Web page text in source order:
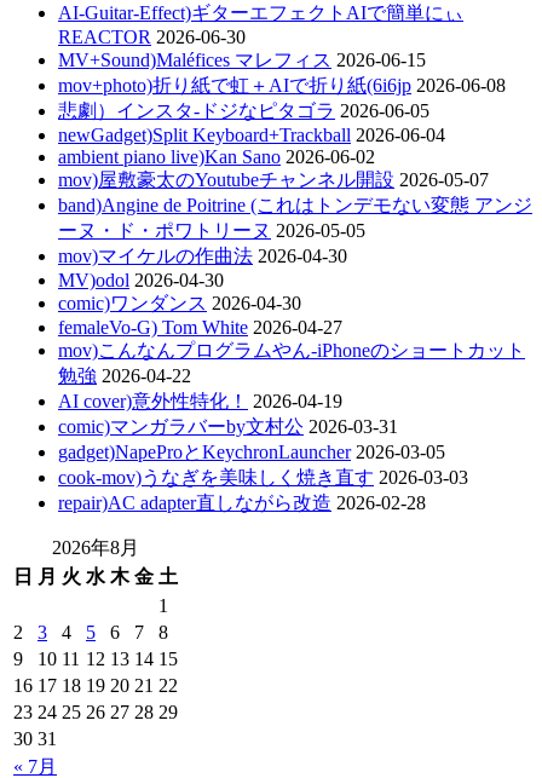
AI-Guitar-Effect)ギターエフェクトAIで簡単にぃ
REACTOR 2026-06-30
MV+Sound)Maléfices マレフィス 2026-06-15
mov+photo)折り紙で虹＋AIで折り紙(6i6jp 2026-06-08
悲劇）インスタ-ドジなピタゴラ 2026-06-05
newGadget)Split Keyboard+Trackball 2026-06-04
ambient piano live)Kan Sano 2026-06-02
mov)屋敷豪太のYoutubeチャンネル開設 2026-05-07
band)Angine de Poitrine (これはトンデモない変態 アンジ
ーヌ・ド・ポワトリーヌ 2026-05-05
mov)マイケルの作曲法 2026-04-30
MV)odol 2026-04-30
comic)ワンダンス 2026-04-30
femaleVo-G) Tom White 2026-04-27
mov)こんなんプログラムやん-iPhoneのショートカット
勉強 2026-04-22
AI cover)意外性特化！
2026-04-19
comic)マンガラバーby文村公 2026-03-31
gadget)NapeProとKeychronLauncher 2026-03-05
cook-mov)うなぎを美味しく焼き直す 2026-03-03
repair)AC adapter直しながら改造 2026-02-28
2026年8月
日
月 火 水 木 金 土
« 7月
1
2
3 4 5 6 7
8
9
10 11 12 13 14 15
16 17 18 19 20 21 22
23 24 25 26 27 28 29
30 31